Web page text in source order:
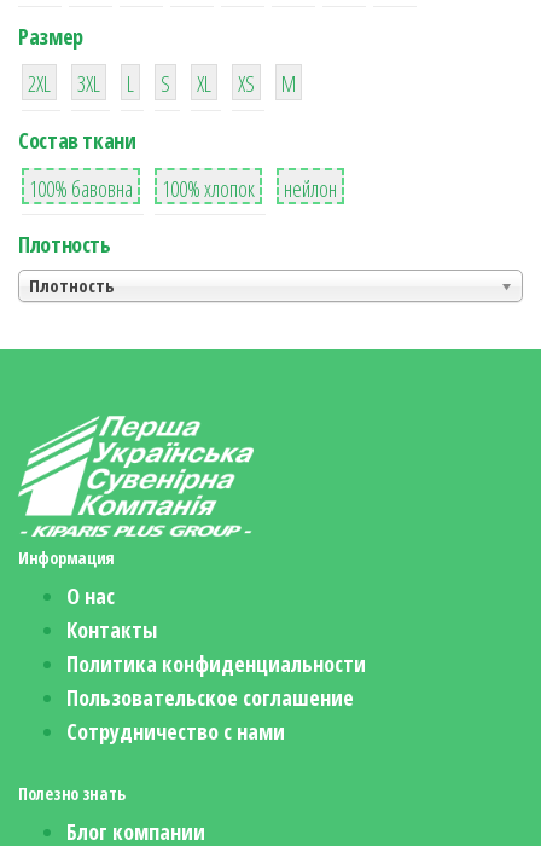
Размер
38
2XL
16
3XL
42
L
42
S
42
XL XS
М
Состав ткани
8
100% бавовна
36
100% хлопок
2
нейлон
Плотность
Плотность
Информация
О нас
Контакты
Политика конфиденциальности
Пользовательское соглашение
Сотрудничество с нами
Полезно знать
Блог компании